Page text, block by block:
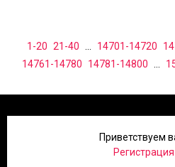
1-20 21-40 14701-14720
14761-14780
14781-14800
Приветствуем
Регистрация